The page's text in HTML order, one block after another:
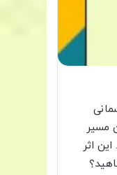
مسیر
اثر